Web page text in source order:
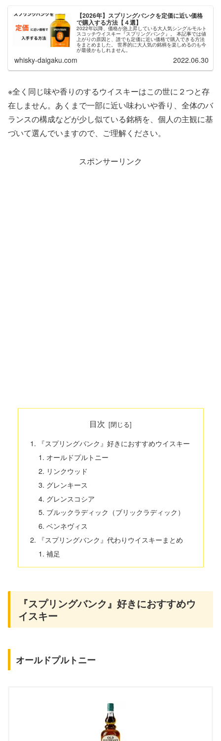
【2026年】スプリングバンクを定価に近い価格
で購入する方法【４選】
2022年以降、価格が急上昇している大人気シングルモルト
スコッチウイスキー『スプリングバンク』。 本記事では値
上がりの原因と、誰でも定価に近い価格で購入できる方法
をまとめました。 世界的に大人気の銘柄を楽しめるのも今
が最後かもしれません。
whisky-daigaku.com 2022.06.30
※全く同じ味や香りのするウイスキーはこの世に２つと存
在しません。あくまで一部に近い味わいや香り、全体のバ
ランスの構成などが少し似ている銘柄を、個人の主観に基
づいて選んでいますので、ご理解ください。
スポンサーリンク
目次
『スプリングバンク』好きにおすすめウイスキー
オールドプルトニー
リンクウッド
グレンキース
グレンスコシア
ブルックラディック（ブリックラディック）
ベンネヴィス
『スプリングバンク』代わりウイスキーまとめ
補足
『スプリングバンク』好きにおすすめウ
イスキー
オールドプルトニー